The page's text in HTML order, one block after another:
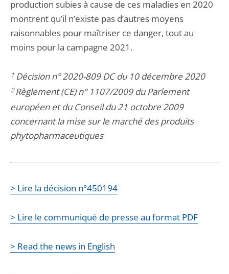
production subies à cause de ces maladies en 2020
montrent qu’il n’existe pas d’autres moyens
raisonnables pour maîtriser ce danger, tout au
moins pour la campagne 2021.
1Décision n° 2020-809 DC du 10 décembre 2020
2Règlement (CE) n° 1107/2009 du Parlement
européen et du Conseil du 21 octobre 2009
concernant la mise sur le marché des produits
phytopharmaceutiques
> Lire la décision n°450194
> Lire le communiqué de presse au format PDF
> Read the news in English